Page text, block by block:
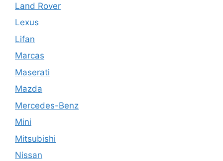
Land Rover
Lexus
Lifan
Marcas
Maserati
Mazda
Mercedes-Benz
Mini
Mitsubishi
Nissan